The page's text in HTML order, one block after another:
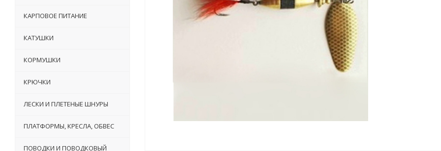
КАРПОВОЕ ПИТАНИЕ
КАТУШКИ
КОРМУШКИ
КРЮЧКИ
ЛЕСКИ И ПЛЕТЕНЫЕ ШНУРЫ
ПЛАТФОРМЫ, КРЕСЛА, ОБВЕС
ПОВОДКИ И ПОВОДКОВЫЙ